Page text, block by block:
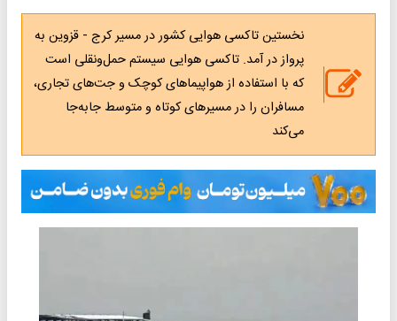
نخستین تاکسی هوایی کشور در مسیر کرج - قزوین به
پرواز در آمد. تاکسی هوایی سیستم حمل‌ونقلی است
که با استفاده از هواپیماهای کوچک و جت‌های تجاری،
مسافران را در مسیرهای کوتاه و متوسط جابه‌جا
می‌کند